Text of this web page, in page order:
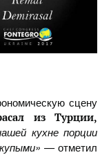
сцену
из Турции,
кухне порции
—отметил